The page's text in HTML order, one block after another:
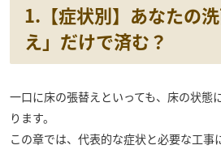
1.【症状別】あなたの
え」だけで済む？
一口に床の張替えといっても、床の状態
ります。
この章では、代表的な症状と必要な工事